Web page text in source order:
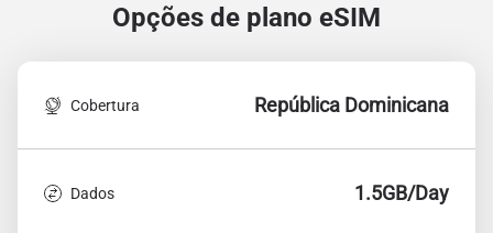
Opções de plano eSIM
Cobertura República Dominicana
Dados 1.5GB/Day